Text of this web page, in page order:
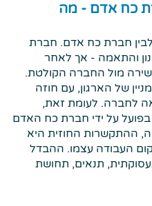
כח אדם - מה
חברת כח אדם. חברת
והתאמה - אך לאחר
מול החברה הקולטת.
של הארגון, עם חוזה
לחברה. לעומת זאת,
על ידי חברת כח האדם
ההתקשרות החוזית היא
העבודה עצמו. ההבדל
תנאים, תחושת